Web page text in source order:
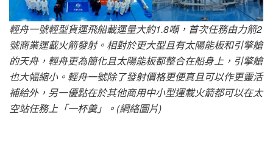
輕舟一號輕型貨運飛船載運量大約1.8噸，首次任務由力箭2
號商業運載火箭發射。相對於更大型且有太陽能板和引擎艙
的天舟，輕舟更為簡化且太陽能板都整合在船身上，引擎艙
也大幅縮小。輕舟一號除了發射價格更便真且可以作更靈活
補給外，另一優點在於其他商用中小型運載火箭都可以在太
空站任務上「一杯羹」。(網絡圖片)